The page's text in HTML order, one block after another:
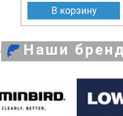
В корзину
Наши